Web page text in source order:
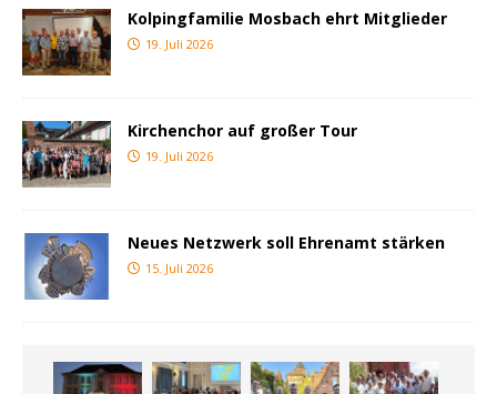
Kolpingfamilie Mosbach ehrt Mitglieder
19. Juli 2026
Kirchenchor auf großer Tour
19. Juli 2026
Neues Netzwerk soll Ehrenamt stärken
15. Juli 2026